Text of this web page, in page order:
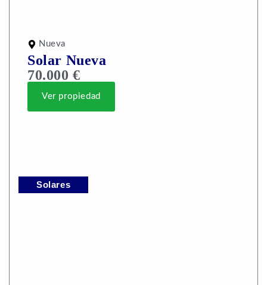
Nueva
Solar Nueva
70.000 €
Ver propiedad
Solares